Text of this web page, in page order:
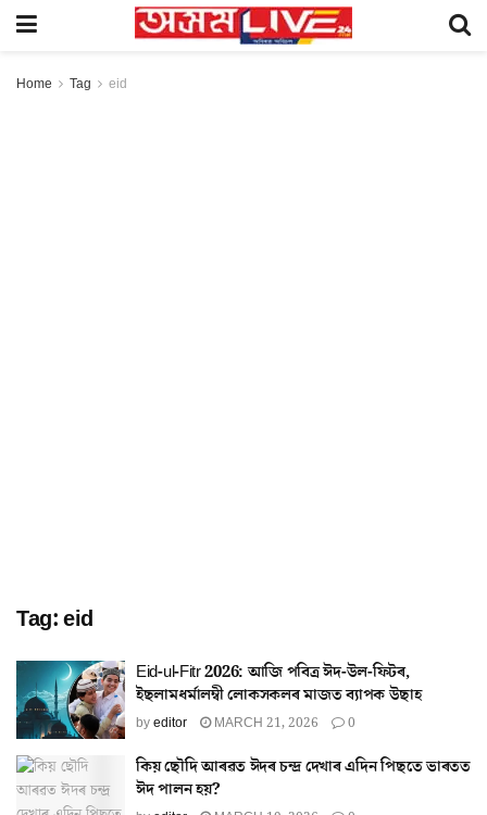
Home Tag eid
Tag:eid
Eid-ul-Fitr 2026: আজি পবিত্ৰ ঈদ-উল-ফিটৰ,
ইছলামধৰ্মালম্বী লোকসকলৰ মাজত ব্যাপক উছাহ
byeditor MARCH 21, 2026 0
কিয় ছৌদি আৰৱত ঈদৰ চন্দ্ৰ দেখাৰ এদিন পিছতে ভাৰতত
ঈদ পালন হয়?